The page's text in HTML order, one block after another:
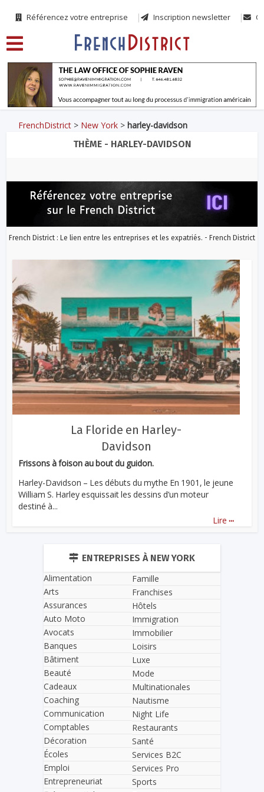
Référencez votre entreprise Inscription newsletter
FrenchDistrict > New York >harley-davidson
THÈME - HARLEY-DAVIDSON
French District : Le lien entre les entreprises et les expatriés. - French District
La Floride en Harley-
Davidson
Frissons à foison au bout du guidon.
Harley-Davidson – Les débuts du mythe En 1901, le jeune
William S. Harley esquissait les dessins d’un moteur
destiné à...
Lire ...
ENTREPRISES À NEW YORK
Alimentation
Arts
Assurances
Auto Moto
Avocats
Banques
Bâtiment
Beauté
Cadeaux
Coaching
Communication
Comptables
Décoration
Écoles
Emploi
Entrepreneuriat
Famille
Franchises
Hôtels
Immigration
Immobilier
Loisirs
Luxe
Mode
Multinationales
Nautisme
Night Life
Restaurants
Santé
Services B2C
Services Pro
Sports